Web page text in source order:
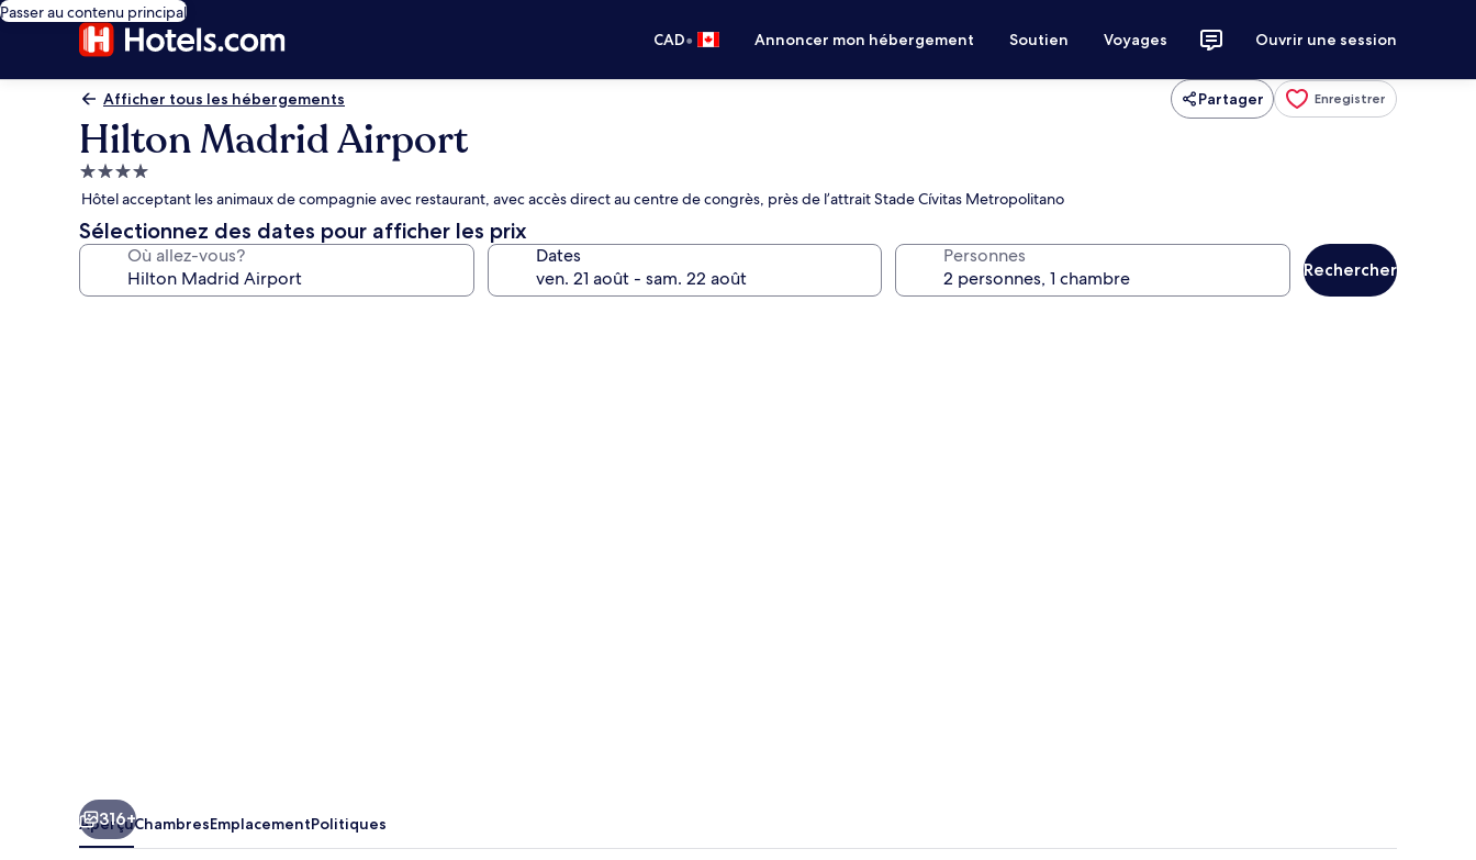
Passer au contenu principal
CAD• Annoncer mon hébergement Soutien Voyages Ouvrir une session
Afficher tous les hébergements Partager Enregistrer
Hilton Madrid Airport
Hébergement
4.0 étoiles
Hôtel acceptant les animaux de compagnie avec restaurant, avec accès direct au centre de congrès, près de l’attrait Stade Cívitas Metropolitano
Sélectionnez des dates pour afficher les prix
Où allez-vous? Dates Personnes
Rechercher
316+
AperçuChambresEmplacementPolitiques